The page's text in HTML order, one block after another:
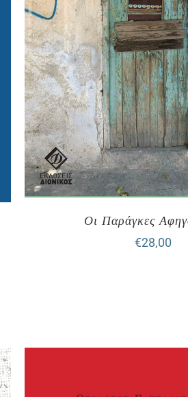
Οι Παράγκες
€28,00